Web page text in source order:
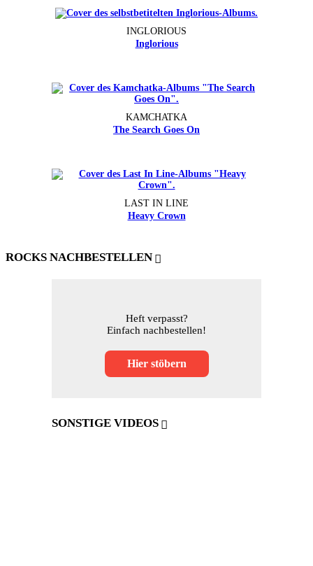
INGLORIOUS
Inglorious
KAMCHATKA
The Search Goes On
LAST IN LINE
Heavy Crown
ROCKS NACHBESTELLEN
Heft verpasst?
Einfach nachbestellen!
Hier stöbern
SONSTIGE VIDEOS